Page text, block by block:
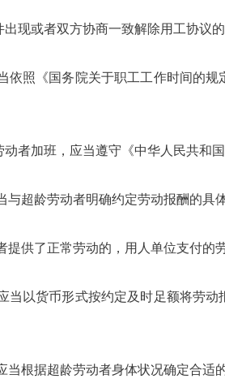
出现或者双方协商一致解除用工协议
依照《国务院关于职工工作时间的
动者加班，应当遵守《中华人民共和
与超龄劳动者明确约定劳动报酬的
提供了正常劳动的，用人单位支付的
当以货币形式按约定及时足额将劳
当根据超龄劳动者身体状况确定合